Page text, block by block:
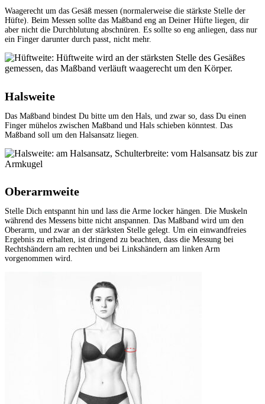
Waagerecht um das Gesäß messen (normalerweise die stärkste Stelle der
Hüfte). Beim Messen sollte das Maßband eng an Deiner Hüfte liegen, dir
aber nicht die Durchblutung abschnüren. Es sollte so eng anliegen, dass nur
ein Finger darunter durch passt, nicht mehr.
Halsweite
Das Maßband bindest Du bitte um den Hals, und zwar so, dass Du einen
Finger mühelos zwischen Maßband und Hals schieben könntest. Das
Maßband soll um den Halsansatz liegen.
Oberarmweite
Stelle Dich entspannt hin und lass die Arme locker hängen. Die Muskeln
während des Messens bitte nicht anspannen. Das Maßband wird um den
Oberarm, und zwar an der stärksten Stelle gelegt. Um ein einwandfreies
Ergebnis zu erhalten, ist dringend zu beachten, dass die Messung bei
Rechtshändern am rechten und bei Linkshändern am linken Arm
vorgenommen wird.